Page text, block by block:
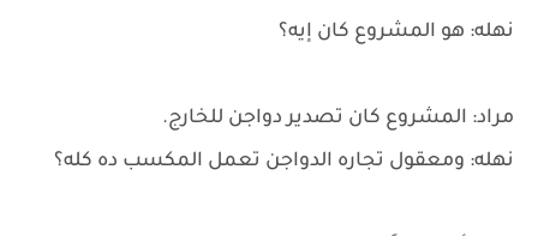
نهله: هو المشروع كان إيه؟
مراد: المشروع كان تصدير دواجن للخارج.
نهله: ومعقول تجاره الدواجن تعمل المكسب ده كله؟